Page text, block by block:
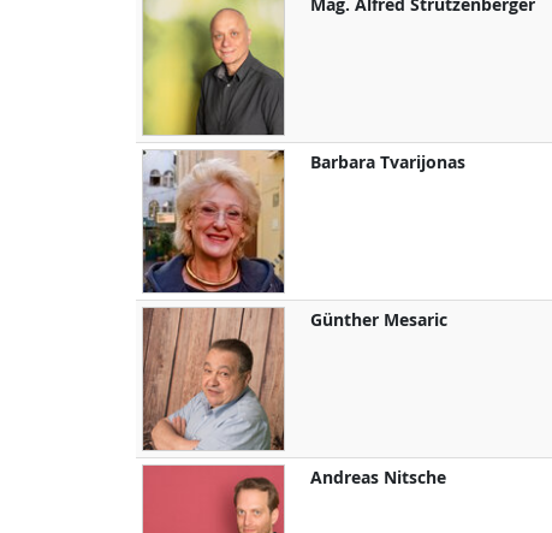
Mag. Alfred Strutzenberger
Barbara Tvarijonas
Günther Mesaric
Andreas Nitsche